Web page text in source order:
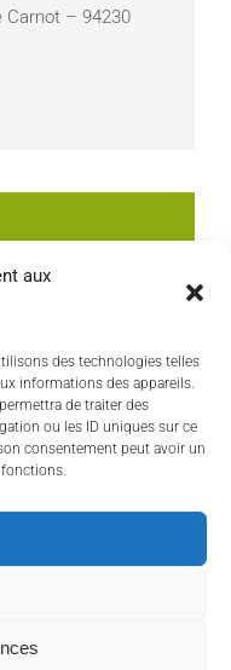
aux
des technologies telles
informations des appareils.
de traiter des
ou les ID uniques sur ce
consentement peut avoir un
Carnot – 94230
– Bloc de
du Travail –
2025
droits réservés |
légales